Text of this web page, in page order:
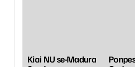
Kiai NU se-Madura